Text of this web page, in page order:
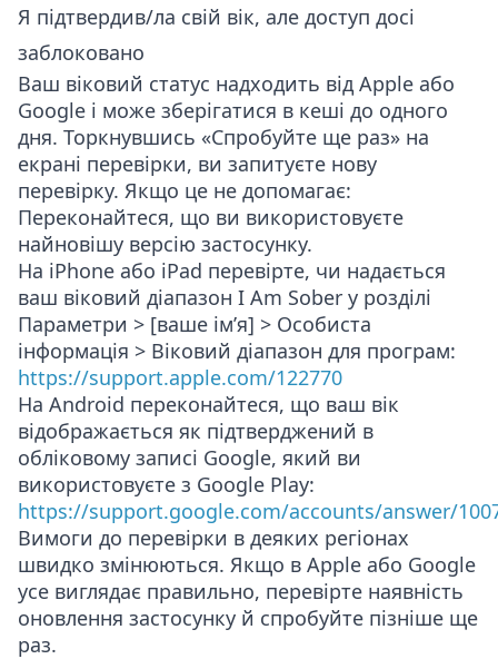
Я підтвердив/ла свій вік, але доступ досі
заблоковано
Ваш віковий статус надходить від Apple або
Google і може зберігатися в кеші до одного
дня. Торкнувшись «Спробуйте ще раз» на
екрані перевірки, ви запитуєте нову
перевірку. Якщо це не допомагає:
Переконайтеся, що ви використовуєте
найновішу версію застосунку.
На iPhone або iPad перевірте, чи надається
ваш віковий діапазон I Am Sober у розділі
Параметри > [ваше ім’я] > Особиста
інформація > Віковий діапазон для програм:
https://support.apple.com/122770
На Android переконайтеся, що ваш вік
відображається як підтверджений в
обліковому записі Google, який ви
використовуєте з Google Play:
https://support.google.com/accounts/answer/
Вимоги до перевірки в деяких регіонах
швидко змінюються. Якщо в Apple або Google
усе виглядає правильно, перевірте наявність
оновлення застосунку й спробуйте пізніше ще
раз.